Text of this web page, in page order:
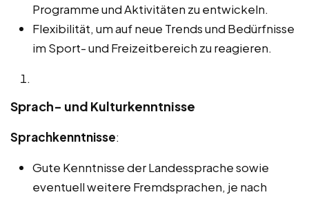
Programme und Aktivitäten zu entwickeln.
Flexibilität, um auf neue Trends und Bedürfnisse
im Sport- und Freizeitbereich zu reagieren.
Sprach- und Kulturkenntnisse
Sprachkenntnisse:
Gute Kenntnisse der Landessprache sowie
eventuell weitere Fremdsprachen, je nach